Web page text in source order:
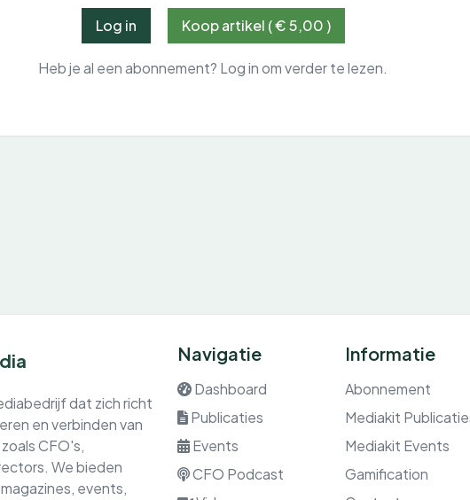
Log in Koop artikel ( € 5,00 )
Heb je al een abonnement? Log in om verder te lezen.
dat zich richt
en verbinden van
CFO's,
We bieden
events,
Navigatie
Dashboard
Publicaties
Events
CFO Podcast
Informatie
Abonnement
Mediakit
Mediakit Events
Gamification